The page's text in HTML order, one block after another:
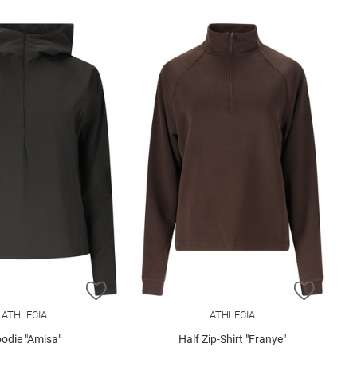
HINZUFÜGEN ZUR WUNSCHLISTE HINZUFÜGEN
ATHLECIA
"Amisa"
ZUR
ATHLECIA
Half Zip-Shirt "Franye"